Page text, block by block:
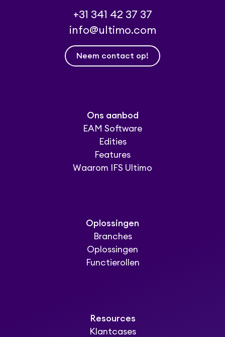
+31 341 42 37 37
info@ultimo.com
Neem contact op!
Ons aanbod
EAM Software
Edities
Features
Waarom IFS Ultimo
Oplossingen
Branches
Oplossingen
Functierollen
Resources
Klantcases